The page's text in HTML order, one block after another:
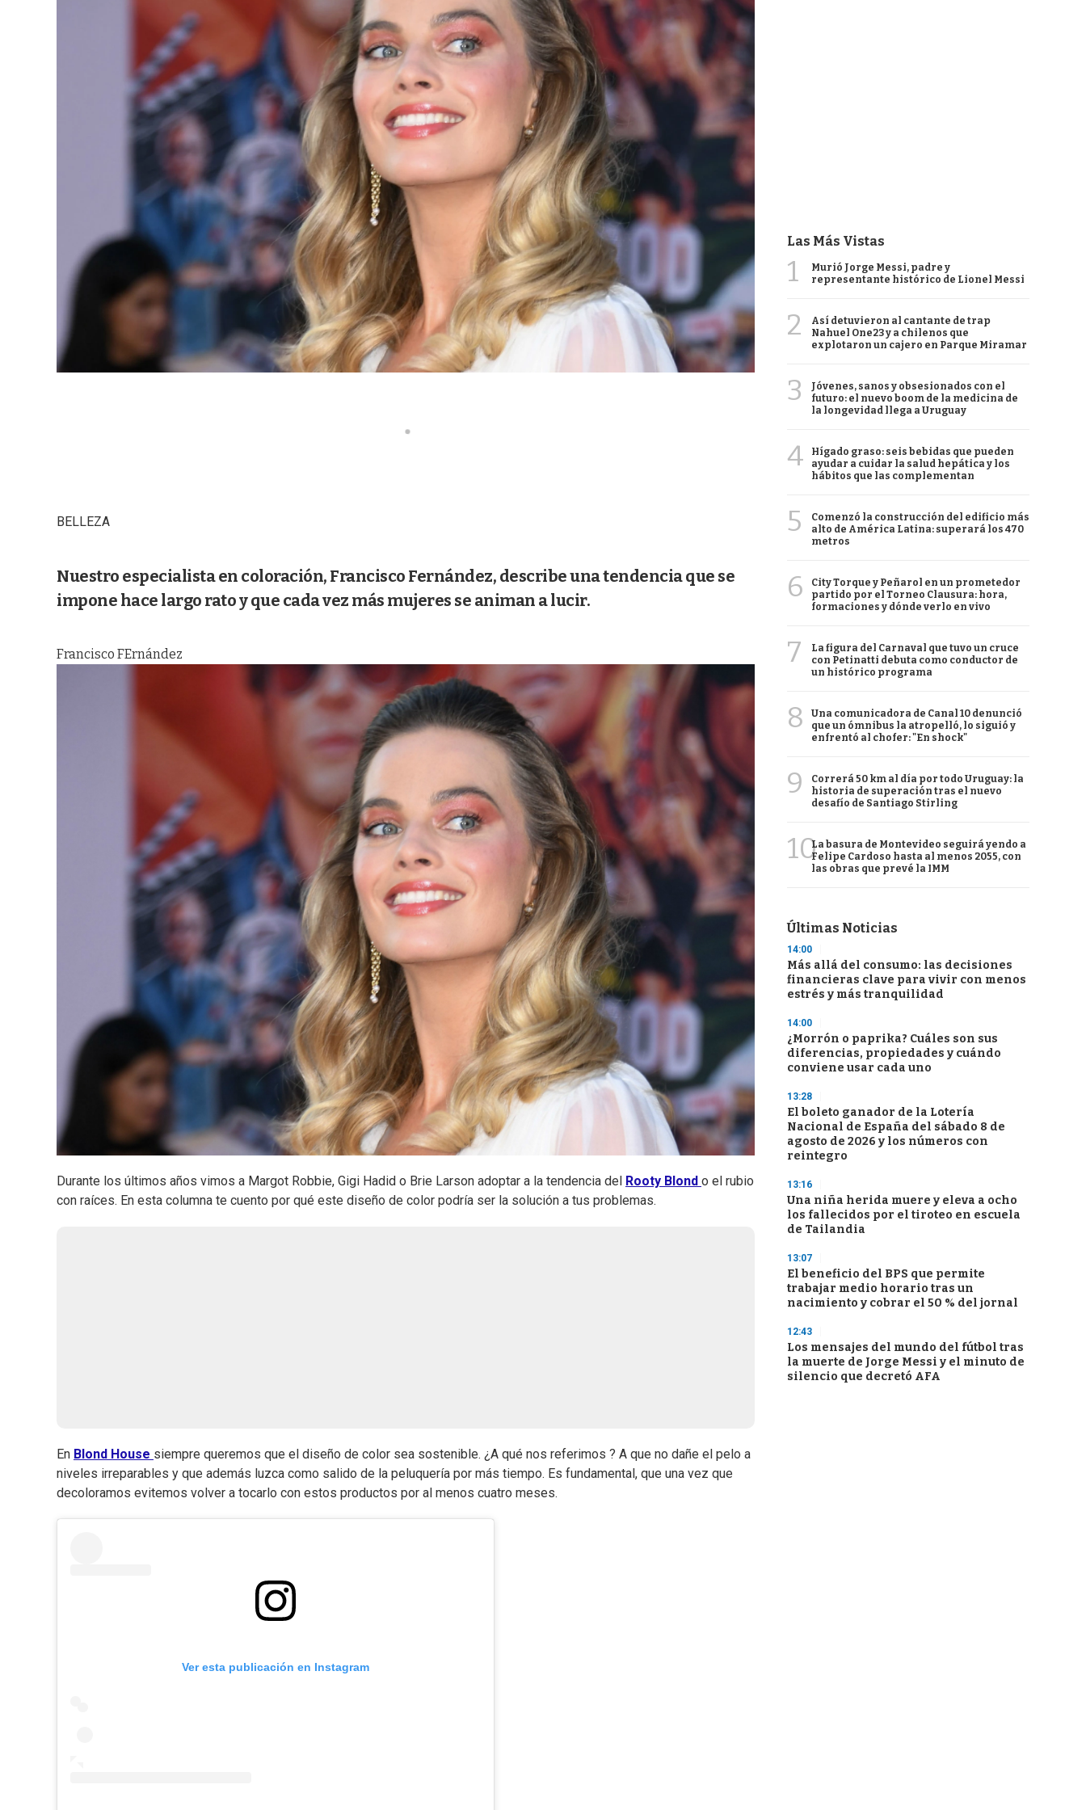
BELLEZA
Nuestro especialista en coloración, Francisco Fernández, describe una tendencia que se
impone hace largo rato y que cada vez más mujeres se animan a lucir.
Francisco FErnández
Durante los últimos años vimos a Margot Robbie, Gigi Hadid o Brie Larson adoptar a la tendencia del Rooty Blond o el rubio
con raíces. En esta columna te cuento por qué este diseño de color podría ser la solución a tus problemas.
En Blond House siempre queremos que el diseño de color sea sostenible. ¿A qué nos referimos ? A que no dañe el pelo a
niveles irreparables y que además luzca como salido de la peluquería por más tiempo. Es fundamental, que una vez que
decoloramos evitemos volver a tocarlo con estos productos por al menos cuatro meses.
Ver esta publicación en Instagram
Las Más Vistas
1
Murió Jorge Messi, padre y
representante histórico de Lionel Messi
2
Así detuvieron al cantante de trap
Nahuel One23 y a chilenos que
explotaron un cajero en Parque Miramar
3
Jóvenes, sanos y obsesionados con el
futuro: el nuevo boom de la medicina de
la longevidad llega a Uruguay
4
Hígado graso: seis bebidas que pueden
ayudar a cuidar la salud hepática y los
hábitos que las complementan
5
Comenzó la construcción del edificio más
alto de América Latina: superará los 470
metros
6
City Torque y Peñarol en un prometedor
partido por el Torneo Clausura: hora,
formaciones y dónde verlo en vivo
7
La figura del Carnaval que tuvo un cruce
con Petinatti debuta como conductor de
un histórico programa
8
Una comunicadora de Canal 10 denunció
que un ómnibus la atropelló, lo siguió y
enfrentó al chofer: "En shock"
9
Correrá 50 km al día por todo Uruguay: la
historia de superación tras el nuevo
desafío de Santiago Stirling
10La basura de Montevideo seguirá yendo a
Felipe Cardoso hasta al menos 2055, con
las obras que prevé la IMM
Últimas Noticias
14:00
Más allá del consumo: las decisiones
financieras clave para vivir con menos
estrés y más tranquilidad
14:00
¿Morrón o paprika? Cuáles son sus
diferencias, propiedades y cuándo
conviene usar cada uno
13:28
El boleto ganador de la Lotería
Nacional de España del sábado 8 de
agosto de 2026 y los números con
reintegro
13:16
Una niña herida muere y eleva a ocho
los fallecidos por el tiroteo en escuela
de Tailandia
13:07
El beneficio del BPS que permite
trabajar medio horario tras un
nacimiento y cobrar el 50 % del jornal
12:43
Los mensajes del mundo del fútbol tras
la muerte de Jorge Messi y el minuto de
silencio que decretó AFA